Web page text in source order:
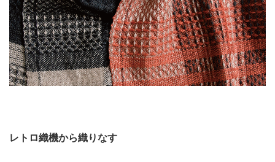
レトロ織機から織りなす